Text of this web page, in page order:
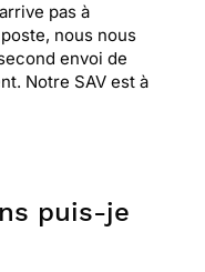
pas à
nous nous
envoi de
Notre SAV est à
puis-je